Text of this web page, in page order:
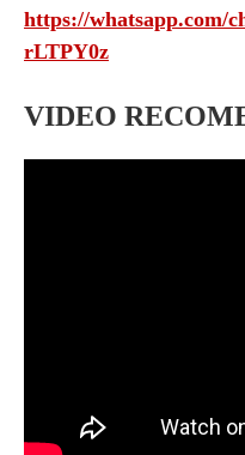
https://whatsapp.com/
rLTPY0z
VIDEO